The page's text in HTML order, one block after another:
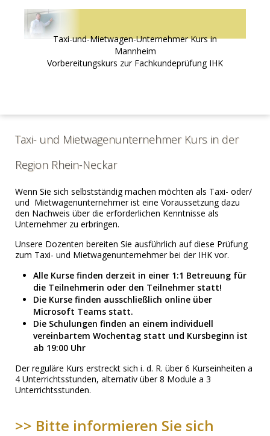
Taxi-und-Mietwagen-Unternehmer Kurs in
Mannheim
Vorbereitungskurs zur Fachkundeprüfung IHK
Taxi- und Mietwagenunternehmer Kurs in der
Region Rhein-Neckar
Wenn Sie sich selbstständig machen möchten als Taxi- oder/
und Mietwagenunternehmer ist eine Voraussetzung dazu
den Nachweis über die erforderlichen Kenntnisse als
Unternehmer zu erbringen.
Unsere Dozenten bereiten Sie ausführlich auf diese Prüfung
zum Taxi- und Mietwagenunternehmer bei der IHK vor.
Alle Kurse finden derzeit in einer 1:1 Betreuung für
die Teilnehmerin oder den Teilnehmer statt!
Die Kurse finden ausschließlich online über
Microsoft Teams statt.
Die Schulungen finden an einem individuell
vereinbartem Wochentag statt und Kursbeginn ist
ab 19:00 Uhr
Der reguläre Kurs erstreckt sich i. d. R. über 6 Kurseinheiten a
4 Unterrichtsstunden, alternativ über 8 Module a 3
Unterrichtsstunden.
>> Bitte informieren Sie sich